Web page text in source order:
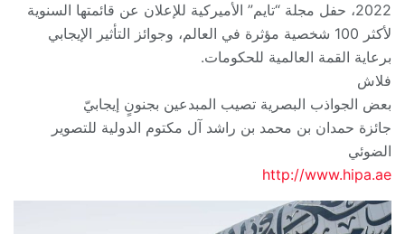
2022، حفل مجلة “تايم” الأميركية للإعلان عن قائمتها السنوية
لأكثر 100 شخصية مؤثرة في العالم، وجوائز التأثير الإيجابي
برعاية القمة العالمية للحكومات.
فلاش
بعض الجواذب البصرية تصيب المبدعين بجنونٍ إيجابيّ
جائزة حمدان بن محمد بن راشد آل مكتوم الدولية للتصوير
الضوئي
http://www.hipa.ae